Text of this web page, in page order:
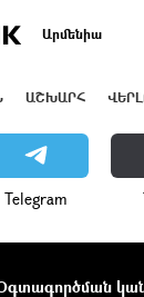
Արմենիա
ԱՇԽԱՐՀ
Telegram